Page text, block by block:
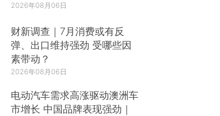
2026年08月06日
财新调查｜7月消费或有反
弹、出口维持强劲 受哪些因
素带动？
2026年08月06日
电动汽车需求高涨驱动澳洲车
市增长 中国品牌表现强劲｜